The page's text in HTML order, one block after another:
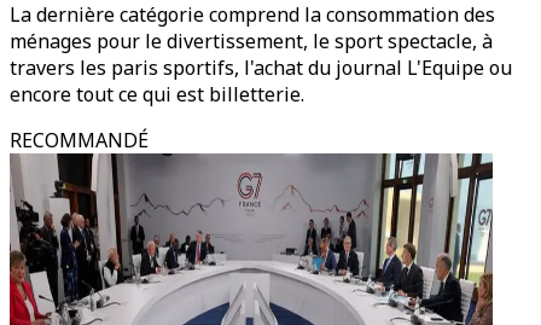
La dernière catégorie comprend la consommation des
ménages pour le divertissement, le sport spectacle, à
travers les paris sportifs, l'achat du journal L'Equipe ou
encore tout ce qui est billetterie.
RECOMMANDÉ